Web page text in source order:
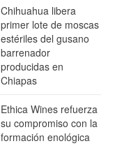
Chihuahua libera
primer lote de moscas
estériles del gusano
barrenador
producidas en
Chiapas
Ethica Wines refuerza
su compromiso con la
formación enológica